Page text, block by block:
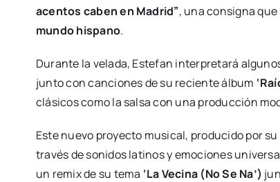
acentos caben en Madrid”, una consigna
mundo hispano.
Durante la velada, Estefan interpretará
junto con canciones de su reciente álbum
clásicos como la salsa con una producción
Este nuevo proyecto musical, producido por
través de sonidos latinos y emociones
un remix de su tema ‘La Vecina (No Se Na’)